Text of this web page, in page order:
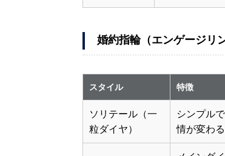
婚約指輪（エンゲージリ
スタイル 特徴
ソリテール（一
粒ダイヤ）
シンプル
情が変わ